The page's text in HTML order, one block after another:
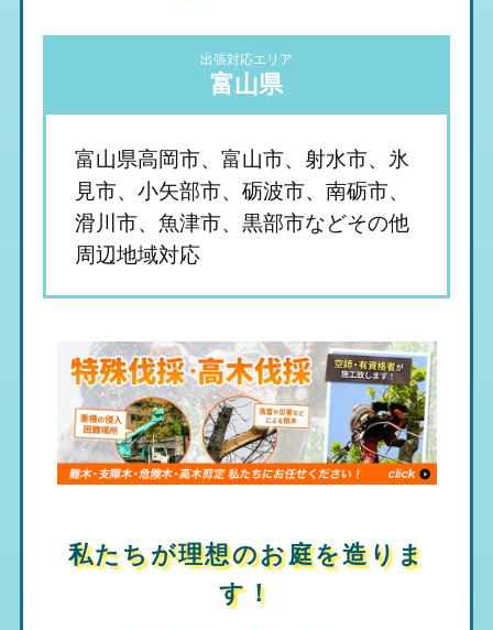
出張対応エリア
富山県
富山県高岡市、富山市、射水市、氷
見市、小矢部市、砺波市、南砺市、
滑川市、魚津市、黒部市などその他
周辺地域対応
私たちが理想のお庭を造りま
す！